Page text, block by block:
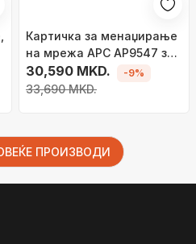
Картичка за менаџирање
на мрежа APC AP9547 за
УПС, за Easy UPS 3-фазен,
црна
30,590 MKD.
33,690 MKD.
-9%
ПРОИЗВОДИ